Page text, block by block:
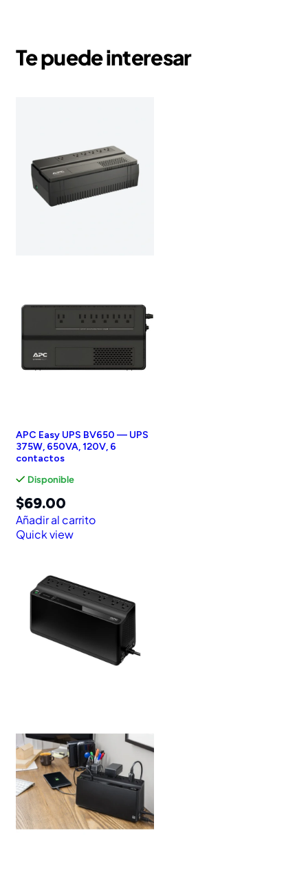
Te puede interesar
APC Easy UPS BV650 — UPS
375W, 650VA, 120V, 6
contactos
Disponible
$69.00
Añadir al carrito
Quick view